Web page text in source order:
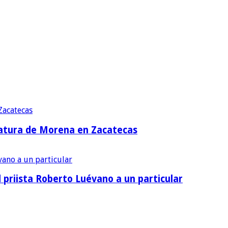
de Morena en Zacatecas
priista Roberto Luévano a un particular